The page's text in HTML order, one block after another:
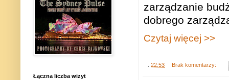
zarządzanie
dobrego
Czytaj więcej >>
. 22:53 Brak komentarzy:
Łączna liczba wizyt